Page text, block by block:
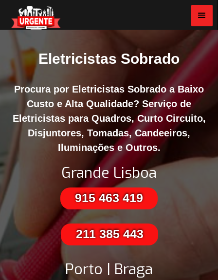
Eletricistas Sobrado
Procura por Eletricistas Sobrado a Baixo
Custo e Alta Qualidade? Serviço de
Eletricistas para Quadros, Curto Circuito,
Disjuntores, Tomadas, Candeeiros,
Iluminações e Outros.
Grande Lisboa
915 463 419
211 385 443
Porto | Braga